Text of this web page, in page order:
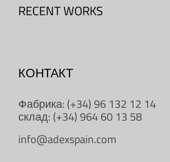
RECENT WORKS
КОНТАКТ
Фабрика: (+34) 96 132 12 14
склад: (+34) 964 60 13 58
info@adexspain.com